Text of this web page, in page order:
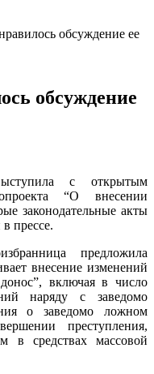
обсуждение ее
обсуждение
с открытым
“О внесении
законодательные акты
прессе.
предложила
внесение изменений
включая в число
наряду с заведомо
о заведомо ложном
преступления,
в средствах массовой